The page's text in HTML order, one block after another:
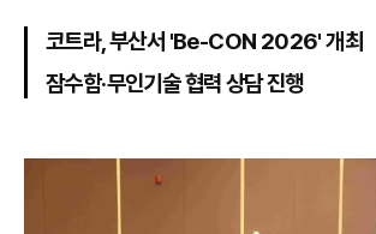
코트라, 부산서 'Be-CON 2026' 개최
잠수함·무인기술 협력 상담 진행